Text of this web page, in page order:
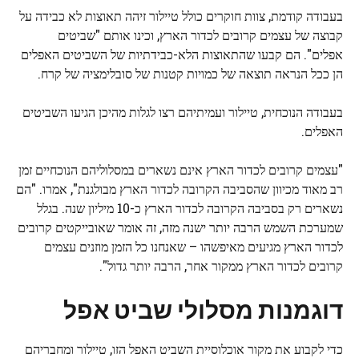
בעבודה קודמת, צוות חוקרים כולל טיילור זיהה תאוצות לא כבידה על
קבוצה של עצמים קרובים לכדור הארץ, וכינו אותם "שביטים
אפלים". הם קבעו שהתאוצות הלא-כבידתיות של השביטים האפלים
הן ככל הנראה תוצאה של כמויות קטנות של סובלימציה של קרח.
בעבודה הנוכחית, טיילור ועמיתיהם רצו לגלות מהיכן הגיעו השביטים
האפלים.
"עצמים קרובים לכדור הארץ אינם נשארים במסלוליהם הנוכחיים זמן
רב מאוד מכיוון שהסביבה הקרובה לכדור הארץ מבולגנת", אמרו. "הם
נשארים רק בסביבה הקרובה לכדור הארץ כ-10 מיליון שנה. בגלל
שמערכת השמש הרבה יותר ישנה מזה, זה אומר שאובייקטים קרובים
לכדור הארץ מגיעים מאיפשהו – שאנחנו כל הזמן מוזנים עצמים
קרובים לכדור הארץ ממקור אחר, הרבה יותר גדול".
דוגמנות מסלולי שביט אפל
כדי לקבוע את מקור אוכלוסיית השביט האפל הזו, טיילור ומחבריהם